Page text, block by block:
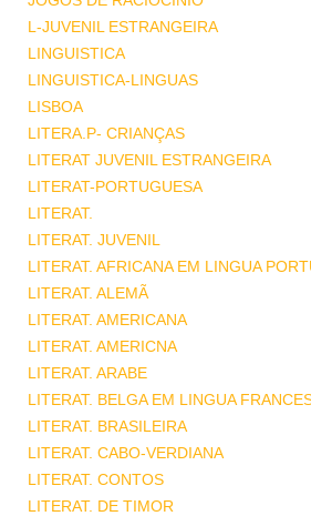
L-JUVENIL ESTRANGEIRA
LINGUISTICA
LINGUISTICA-LINGUAS
LISBOA
LITERA.P- CRIANÇAS
LITERAT JUVENIL ESTRANGEIRA
LITERAT-PORTUGUESA
LITERAT.
LITERAT. JUVENIL
LITERAT. AFRICANA EM LINGUA
LITERAT. ALEMÃ
LITERAT. AMERICANA
LITERAT. AMERICNA
LITERAT. ARABE
LITERAT. BELGA EM LINGUA
LITERAT. BRASILEIRA
LITERAT. CABO-VERDIANA
LITERAT. CONTOS
LITERAT. DE TIMOR